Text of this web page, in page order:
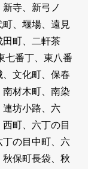
寺、新弓ノ
、堰場、遠見
町、二軒茶
七番丁、東八番
文化町、保春
材木町、南染
連坊小路、六
町、六丁の目
の目中町、六
保町長袋、秋